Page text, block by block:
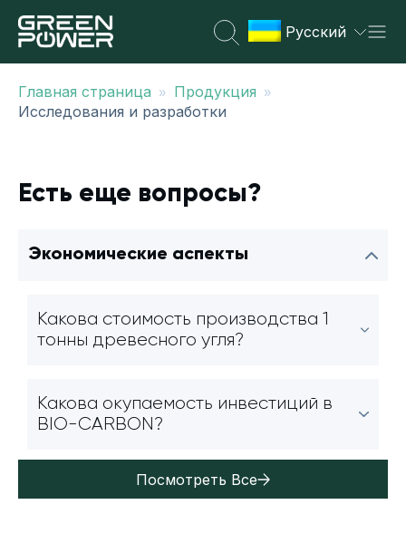
Русский
Главная страница » Продукция »
Исследования и разработки
Есть еще вопросы?
Экономические аспекты
Какова стоимость производства 1
тонны древесного угля?
Какова окупаемость инвестиций в
BIO-CARBON?
Посмотреть Все